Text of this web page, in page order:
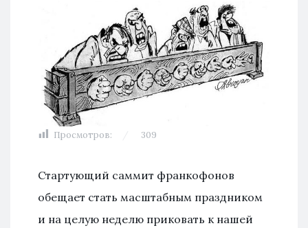
Просмотров: 309
Стартующий саммит франкофонов
обещает стать масштабным праздником
и на целую неделю приковать к нашей